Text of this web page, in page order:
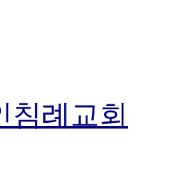
침례교회